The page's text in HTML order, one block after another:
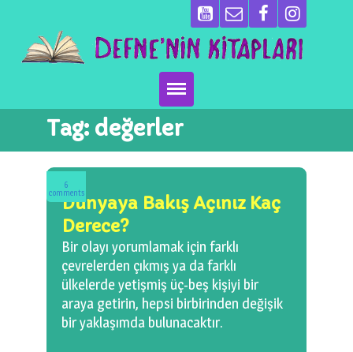
Ana Sayfa
Kitaplarımız
Ben Kimim?
Emeği Geçenler
Neler Yapıyoruz?
Basın
Tag: değerler
6
comments
Dünyaya Bakış Açınız Kaç
Derece?
Bir olayı yorumlamak için farklı
çevrelerden çıkmış ya da farklı
ülkelerde yetişmiş üç-beş kişiyi bir
araya getirin, hepsi birbirinden değişik
bir yaklaşımda bulunacaktır.